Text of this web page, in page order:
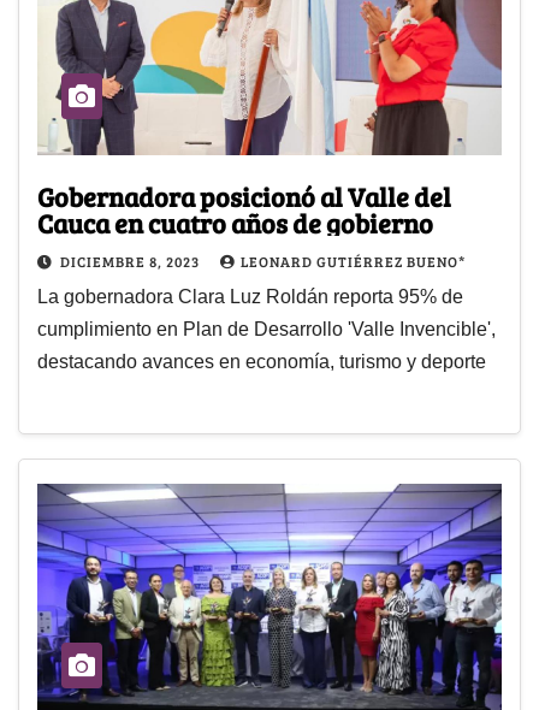
Gobernadora posicionó al Valle del
Cauca en cuatro años de gobierno
DICIEMBRE 8, 2023 LEONARD GUTIÉRREZ BUENO*
La gobernadora Clara Luz Roldán reporta 95% de
cumplimiento en Plan de Desarrollo 'Valle Invencible',
destacando avances en economía, turismo y deporte